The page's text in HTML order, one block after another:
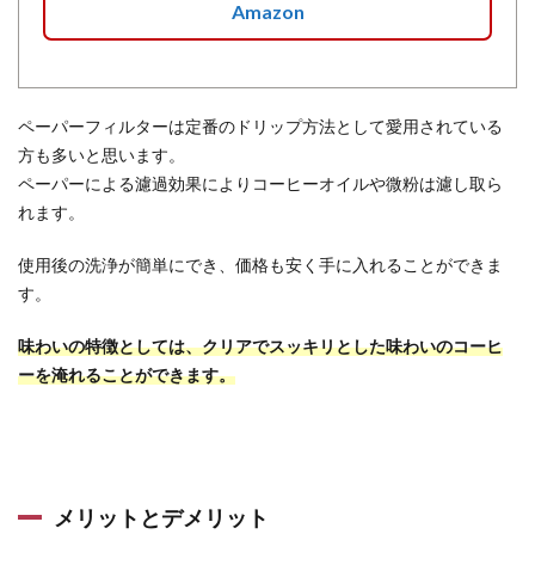
Amazon
ペーパーフィルターは定番のドリップ方法として愛用されている
方も多いと思います。
ペーパーによる濾過効果によりコーヒーオイルや微粉は濾し取ら
れます。
使用後の洗浄が簡単にでき、価格も安く手に入れることができま
す。
味わいの特徴としては、クリアでスッキリとした味わいのコーヒ
ーを淹れることができます。
メリットとデメリット